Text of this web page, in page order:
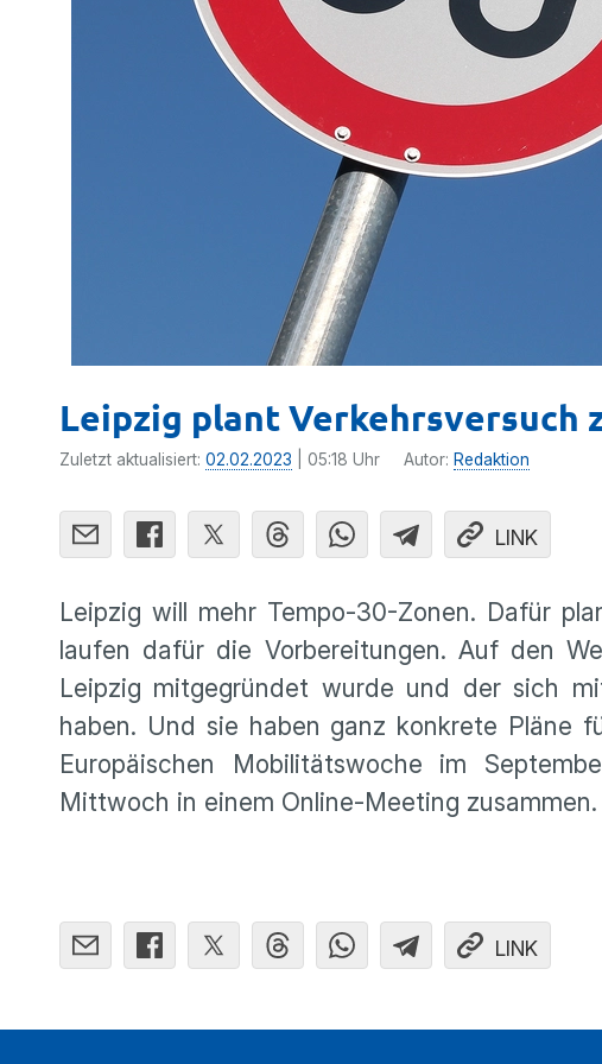
Leipzig plant Verkehrsversuch
Zuletzt aktualisiert: 02.02.2023 | 05:18 Uhr Autor: Redaktion
LINK
Leipzig will mehr Tempo-30-Zonen. Dafür
laufen dafür die Vorbereitungen. Auf den
Leipzig mitgegründet wurde und der sich
haben. Und sie haben ganz konkrete Pläne
Europäischen Mobilitätswoche im
Mittwoch in einem Online-Meeting zusammen.
LINK